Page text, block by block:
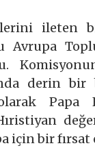
Avrupa
derin bir
Papa
için bir